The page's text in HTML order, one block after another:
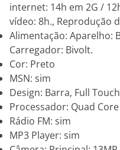
internet: 14h em 2G /
vídeo: 8h., Reprodução
Alimentação: Aparelho:
Carregador: Bivolt.
Cor: Preto
MSN: sim
Design: Barra, Full Touch
Processador: Quad Core
Rádio FM: sim
MP3 Player: sim